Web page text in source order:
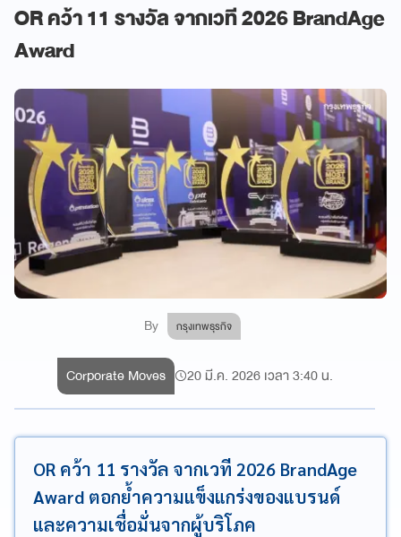
OR คว้า 11 รางวัล จากเวที 2026 BrandAge
Award
By กรุงเทพธุรกิจ
Corporate Moves 20 มี.ค. 2026 เวลา 3:40 น.
OR คว้า 11 รางวัล จากเวที 2026 BrandAge
Award ตอกย้ำความแข็งแกร่งของแบรนด์
และความเชื่อมั่นจากผู้บริโภค